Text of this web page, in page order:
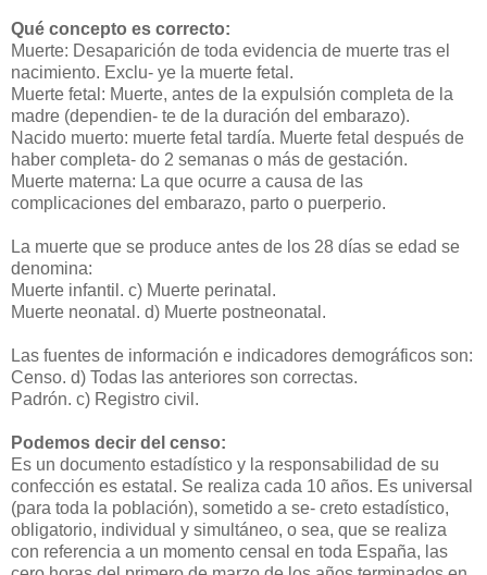
Qué concepto es correcto:
Muerte: Desaparición de toda evidencia de muerte tras el
nacimiento. Exclu- ye la muerte fetal.
Muerte fetal: Muerte, antes de la expulsión completa de la
madre (dependien- te de la duración del embarazo).
Nacido muerto: muerte fetal tardía. Muerte fetal después de
haber completa- do 2 semanas o más de gestación.
Muerte materna: La que ocurre a causa de las
complicaciones del embarazo, parto o puerperio.
La muerte que se produce antes de los 28 días se edad se
denomina:
Muerte infantil. c) Muerte perinatal.
Muerte neonatal. d) Muerte postneonatal.
Las fuentes de información e indicadores demográficos son:
Censo. d) Todas las anteriores son correctas.
Padrón. c) Registro civil.
Podemos decir del censo:
Es un documento estadístico y la responsabilidad de su
confección es estatal. Se realiza cada 10 años. Es universal
(para toda la población), sometido a se- creto estadístico,
obligatorio, individual y simultáneo, o sea, que se realiza
con referencia a un momento censal en toda España, las